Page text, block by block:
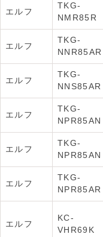
エルフ
TKG-
NMR85R
エルフ
TKG-
NNR85AR
エルフ
TKG-
NNS85AR
エルフ
TKG-
NPR85AN
エルフ
TKG-
NPR85AN
エルフ
TKG-
NPR85AR
エルフ
KC-
VHR69K